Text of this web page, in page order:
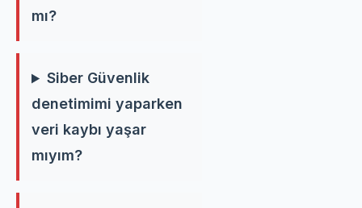
mı?
Siber Güvenlik
denetimimi yaparken
veri kaybı yaşar
mıyım?